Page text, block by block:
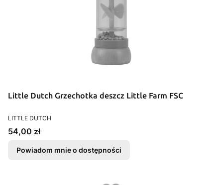
Little Dutch Grzechotka deszcz Little Farm FSC
PRODUCENT
LITTLE DUTCH
Cena
54,00 zł
Powiadom mnie o dostępności